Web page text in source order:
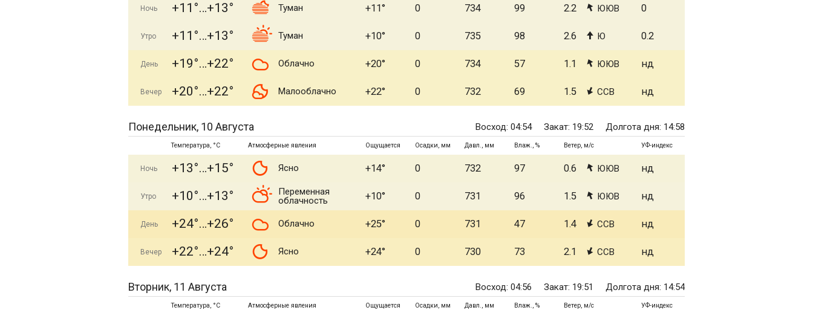
Ночь +11° +13° Туман +11° 0 734 99 2.2 ЮЮВ 0
Утро +11° +13° Туман +10° 0 735 98 2.6 Ю 0.2
День +19° +22° Облачно +20° 0 734 57 1.1 ЮЮВ нд
Вечер +20° +22° Малооблачно +22° 0 732 69 1.5 ССВ нд
Понедельник, 10 Августа Восход: 04:54 Закат: 19:52 Долгота дня: 14:58
Температура, °C Атмосферные явления Ощущается Осадки, мм Давл., мм Влаж., % Ветер, м/с УФ-индекс
Ночь +13° +15° Ясно +14° 0 732 97 0.6 ЮЮВ нд
Утро +10° +13°
Переменная
облачность
+10° 0 731 96 1.5 ЮЮВ нд
День +24° +26° Облачно +25° 0 731 47 1.4 ССВ нд
Вечер +22° +24° Ясно +24° 0 730 73 2.1 ССВ нд
Вторник, 11 Августа Восход: 04:56 Закат: 19:51 Долгота дня: 14:54
Температура, °C Атмосферные явления Ощущается Осадки, мм Давл., мм Влаж., % Ветер, м/с УФ-индекс